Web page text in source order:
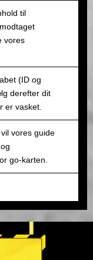
til
vores
(ID og
derefter dit
er vasket.
vores guide
go-karten.